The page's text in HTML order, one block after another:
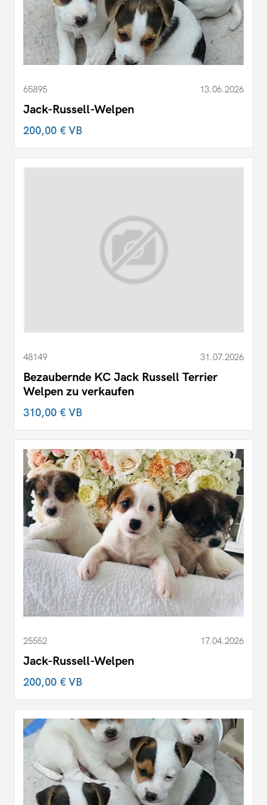
65895 13.06.2026
Jack-Russell-Welpen
200,00 €VB
48149 31.07.2026
Bezaubernde KC Jack Russell Terrier
Welpen zu verkaufen
310,00 €VB
25552 17.04.2026
Jack-Russell-Welpen
200,00 €VB